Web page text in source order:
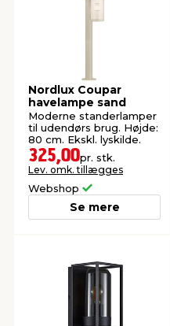
Nordlux Coupar
havelampe sand
Moderne standerlamper
til udendørs brug. Højde:
80 cm. Ekskl. lyskilde.
325,00pr. stk.
Lev. omk. tillægges
Webshop
Se mere